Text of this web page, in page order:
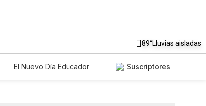
89°Lluvias aisladas
El Nuevo Día Educador
Suscriptores